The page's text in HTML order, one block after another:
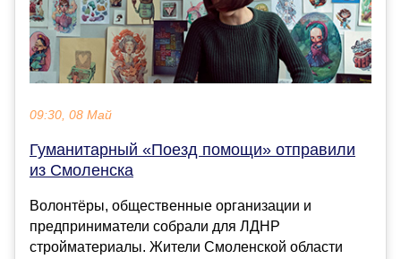
09:30, 08 Май
Гуманитарный «Поезд помощи» отправили
из Смоленска
Волонтёры, общественные организации и
предприниматели собрали для ЛДНР
стройматериалы. Жители Смоленской области